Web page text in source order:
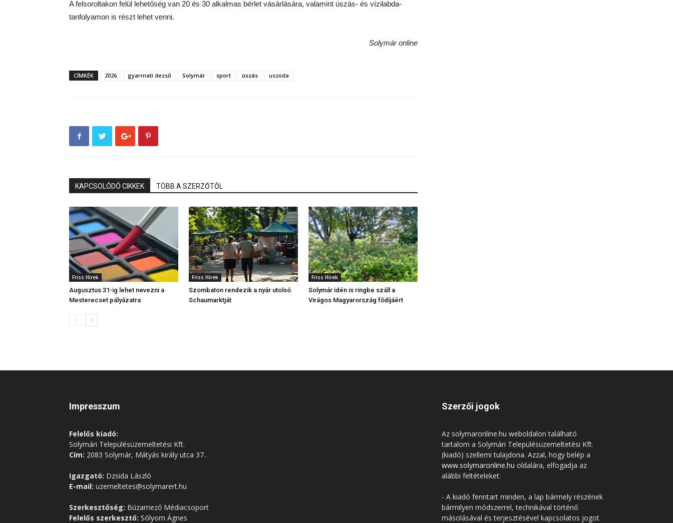
A felsoroltakon felül lehetőség van 20 és 30 alkalmas bérlet vásárlására, valamint úszás- és vízilabda-
tanfolyamon is részt lehet venni.
Solymár online
CÍMKÉK 2026 gyarmati dezső Solymár sport úszás uszoda
KAPCSOLÓDÓ CIKKEK TÖBB A SZERZŐTŐL
Friss Hírek
Augusztus 31-ig lehet nevezni a
Mesterecset pályázatra
Friss Hírek
Szombaton rendezik a nyár utolsó
Schaumarktját
Friss Hírek
Solymár idén is ringbe száll a
Virágos Magyarország fődíjáért
Impresszum
Felelős kiadó:
Solymári Településüzemeltetési Kft.
Cím: 2083 Solymár, Mátyás király utca 37..
Igazgató: Dzsida László
E-mail: uzemeltetes@solymarert.hu
Szerkesztőség: Búzamező Médiacsoport
Felelős szerkesztő: Sólyom Ágnes
Szerzői jogok
Az solymaronline.hu weboldalon található
tartalom a Solymári Településüzemeltetési Kft.
(kiadó) szellemi tulajdona. Azzal, hogy belép a
www.solymaronline.hu oldalára, elfogadja az
alábbi feltételeket:
- A kiadó fenntart minden, a lap bármely részének
bármilyen módszerrel, technikával történő
másolásával és terjesztésével kapcsolatos jogot.